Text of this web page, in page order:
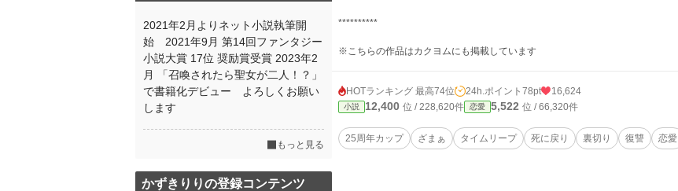
**********
※こちらの作品はカクヨムにも掲載しています
HOTランキング 最高74位 24h.ポイント 78pt 16,624
小説 12,400 位 / 228,620件 恋愛 5,522 位 / 66,320件
25周年カップ ざまぁ タイムリープ 死に戻り 裏切り 復讐 恋愛
2021年2月よりネット小説執筆開
始 2021年9月 第14回ファンタジー
小説大賞 17位 奨励賞受賞 2023年2
月 「召喚されたら聖女が二人！？」
で書籍化デビュー よろしくお願い
します
もっと見る
かずきりりの登録コンテンツ